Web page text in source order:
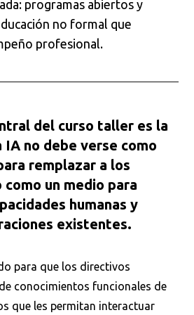
programas abiertos y
no formal que
profesional.
del curso taller es la
IA no debe verse como
remplazar a los
como un medio para
humanas y
existentes.
para que los directivos
conocimientos funcionales de
que les permitan interactuar